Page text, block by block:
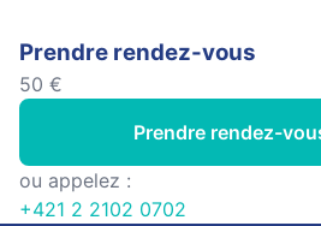
Prendre rendez-vous
50 €
Prendre rendez-
ou appelez :
+421 2 2102 0702